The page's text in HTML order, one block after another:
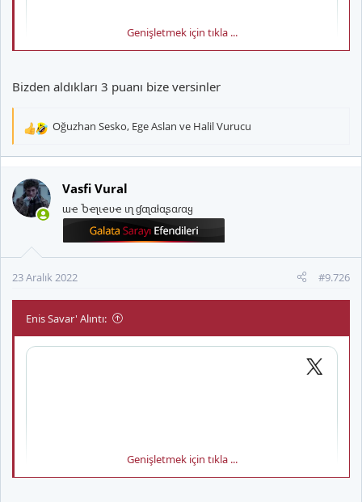
Genişletmek için tıkla ...
Bizden aldıkları 3 puanı bize versinler
T
k
i
l
Oğuzhan Sesko, Ege Aslan ve Halil Vurucu
Vasfi Vural
ɯҽ Ⴆҽʅιҽʋҽ ιɳ ɠαʅαƚαʂαɾαყ
23 Aralık 2022 #9.726
Enis Savar' Alıntı:
Genişletmek için tıkla ...